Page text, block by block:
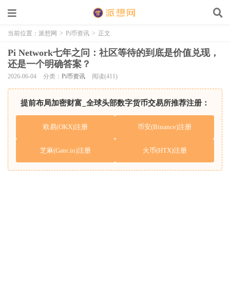
当前位置： 派想网 > Pi币资讯 > 正文
Pi Network七年之问：社区等待的到底是价值兑现，
还是一个明确答案？
2026-06-04 分类： Pi币资讯 阅读(411)
提前布局加密财富_全球头部数字货币交易所推荐注册：
欧易(OKX)注册 币安(Binance)注册
芝麻(Gate.io)注册 火币(HTX)注册